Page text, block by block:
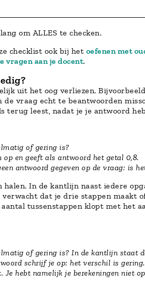
om ALLES te checken.
checklist ook bij het oefenen met
vragen aan je docent.
uit het oog verliezen.
vraag echt te beantwoorden
terug leest, nadat je je antwoord
of gering is?
en geeft als antwoord het getal 0,8.
antwoord gegeven op de vraag: is
In de kantlijn naast iedere
dat je drie stappen maakt
tussenstappen klopt met het
of gering is? In de kantlijn staat
schrijf je op: het verschil is gering.
hebt namelijk je berekeningen niet